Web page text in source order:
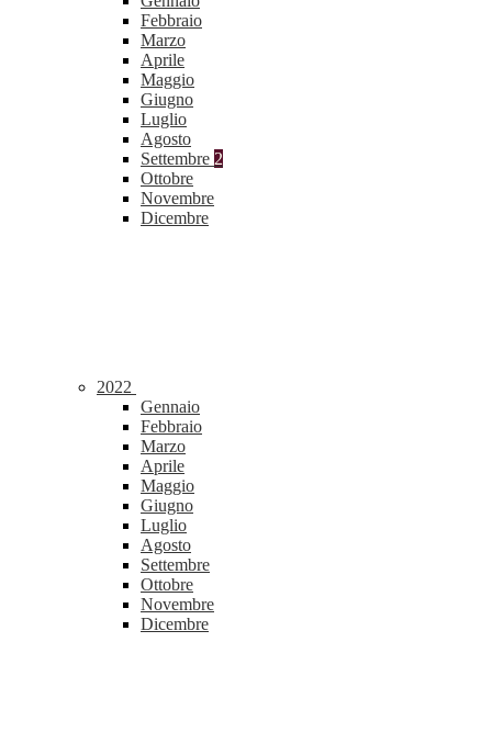
Febbraio
Marzo
Aprile
Maggio
Giugno
Luglio
Agosto
Settembre 2
Ottobre
Novembre
Dicembre
2022
Gennaio
Febbraio
Marzo
Aprile
Maggio
Giugno
Luglio
Agosto
Settembre
Ottobre
Novembre
Dicembre